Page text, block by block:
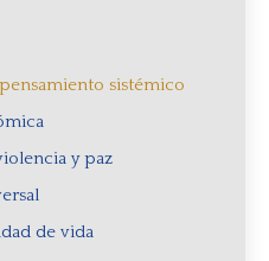
sistémico
y paz
de vida